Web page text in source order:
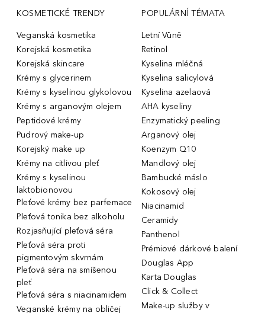
KOSMETICKÉ TRENDY
Veganská kosmetika
Korejská kosmetika
Korejská skincare
Krémy s glycerinem
Krémy s kyselinou glykolovou
Krémy s arganovým olejem
Peptidové krémy
Pudrový make-up
Korejský make up
Krémy na citlivou pleť
Krémy s kyselinou
laktobionovou
Pleťové krémy bez parfemace
Pleťová tonika bez alkoholu
Rozjasňující pleťová séra
Pleťová séra proti
pigmentovým skvrnám
Pleťová séra na smíšenou
pleť
Pleťová séra s niacinamidem
Veganské krémy na obličej
POPULÁRNÍ TÉMATA
Letní Vůně
Retinol
Kyselina mléčná
Kyselina salicylová
Kyselina azelaová
AHA kyseliny
Enzymatický peeling
Arganový olej
Koenzym Q10
Mandlový olej
Bambucké máslo
Kokosový olej
Niacinamid
Ceramidy
Panthenol
Prémiové dárkové balení
Douglas App
Karta Douglas
Click & Collect
Make-up služby v